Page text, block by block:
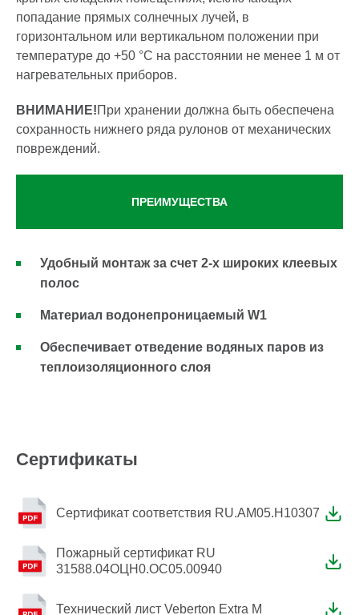
попадание прямых солнечных лучей, в
горизонтальном или вертикальном положении при
температуре до +50 °С на расстоянии не менее 1 м от
нагревательных приборов.
ВНИМАНИЕ!При хранении должна быть обеспечена
сохранность нижнего ряда рулонов от механических
повреждений.
ПРЕИМУЩЕСТВА
Удобный монтаж за счет 2-х широких клеевых
полос
Материал водонепроницаемый W1
Обеспечивает отведение водяных паров из
теплоизоляционного слоя
Сертификаты
Сертификат соответствия RU.AM05.H10307
Пожарный сертификат RU
31588.04ОЦН0.ОС05.00940
Технический лист Veberton Extra М